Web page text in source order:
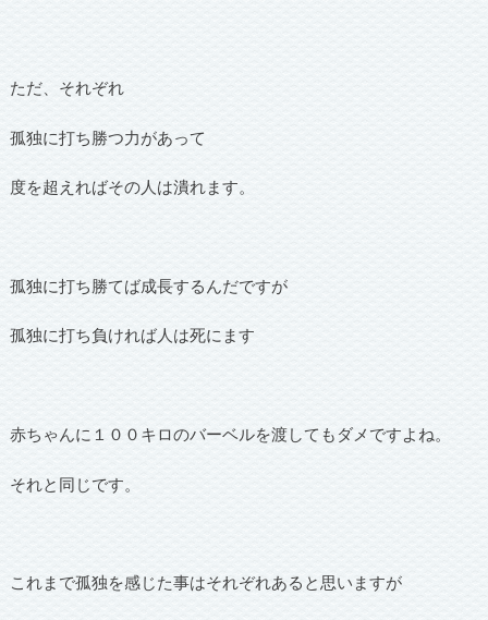
ただ、それぞれ
孤独に打ち勝つ力があって
度を超えればその人は潰れます。
孤独に打ち勝てば成長するんだですが
孤独に打ち負ければ人は死にます
赤ちゃんに１００キロのバーベルを渡してもダメですよね。
それと同じです。
これまで孤独を感じた事はそれぞれあると思いますが